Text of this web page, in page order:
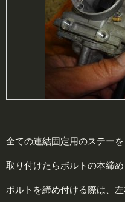
全ての連結固定用のステーを
取り付けたらボルトの本締め
ボルトを締め付ける際は、